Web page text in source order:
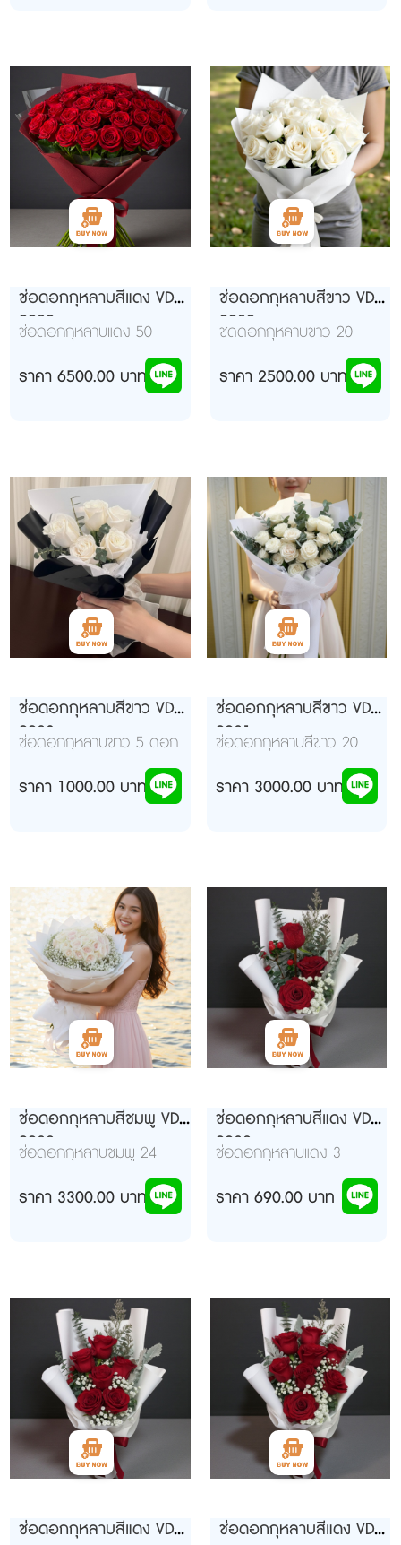
ช่อดอกกุหลาบสีแดง VD
992ุ9
ช่อดอกกุหลาบแดง 50
ดอก ห่อกระดาษแดงดลือด
หมู
ราคา 6500.00 บาท
ช่อดอกกุหลาบสีขาว VD
992ุ9
ช่ดดอกกุหลาบขาว 20
ราคา 2500.00 บาท
ช่อดอกกุหลาบสีขาว VD
9930
ช่อดอกกุหลาบขาว 5 ดอก
ราคา 1000.00 บาท
ช่อดอกกุหลาบสีขาว VD
9931
ช่อดอกกุหลาบสีขาว 20
ราคา 3000.00 บาท
ช่อดอกกุหลาบสีชมพู VD
9932
ช่อดอกกุหลาบชมพู 24
ราคา 3300.00 บาท
ช่อดอกกุหลาบสีแดง VD
9932
ช่อดอกกุหลาบแดง 3
ราคา 690.00 บาท
ช่อดอกกุหลาบสีแดง VD
ช่อดอกกุหลาบสีแดง VD